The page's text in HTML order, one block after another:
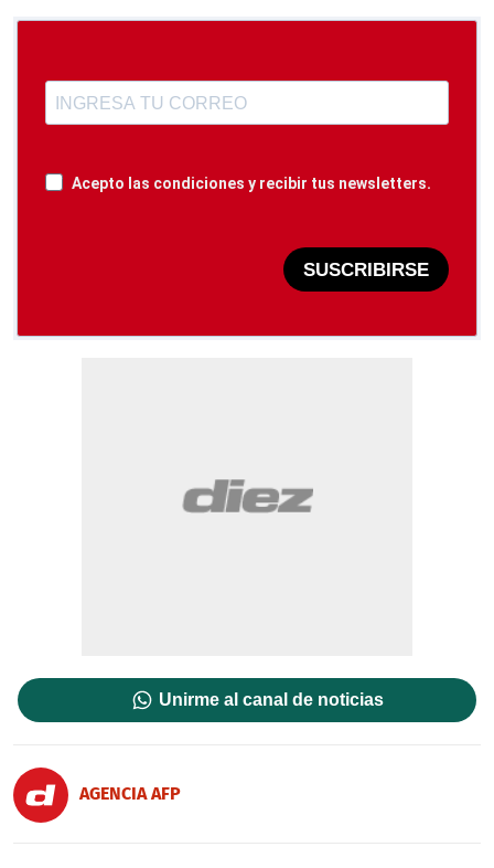
Acepto las condiciones y recibir tus newsletters.
SUSCRIBIRSE
Unirme al canal de noticias
AGENCIA AFP